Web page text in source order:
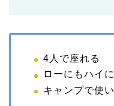
4人で座れる
ローにもハイ
キャンプで使